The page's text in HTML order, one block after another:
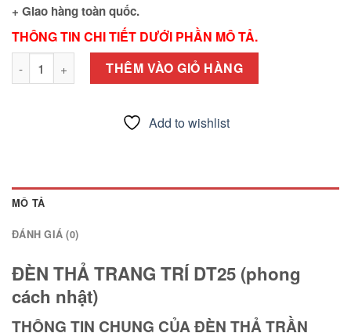
+ Giao hàng toàn quốc.
THÔNG TIN CHI TIẾT DƯỚI PHẦN MÔ TẢ.
ĐÈN THẢ TRANG TRÍ 45cm - DT25 trang trí nhà hàng (full
THÊM VÀO GIỎ HÀNG
Add to wishlist
MÔ TẢ
ĐÁNH GIÁ (0)
ĐÈN THẢ TRANG TRÍ DT25 (phong
cách nhật)
THÔNG TIN CHUNG CỦA ĐÈN THẢ TRẦN